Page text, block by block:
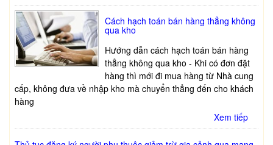
Cách hạch toán bán hàng thẳng không
qua kho
Hướng dẫn cách hạch toán bán hàng
thẳng không qua kho - Khi có đơn đặt
hàng thì mới đi mua hàng từ Nhà cung
cấp, không đưa về nhập kho mà chuyển thẳng đến cho khách
hàng
Xem tiếp